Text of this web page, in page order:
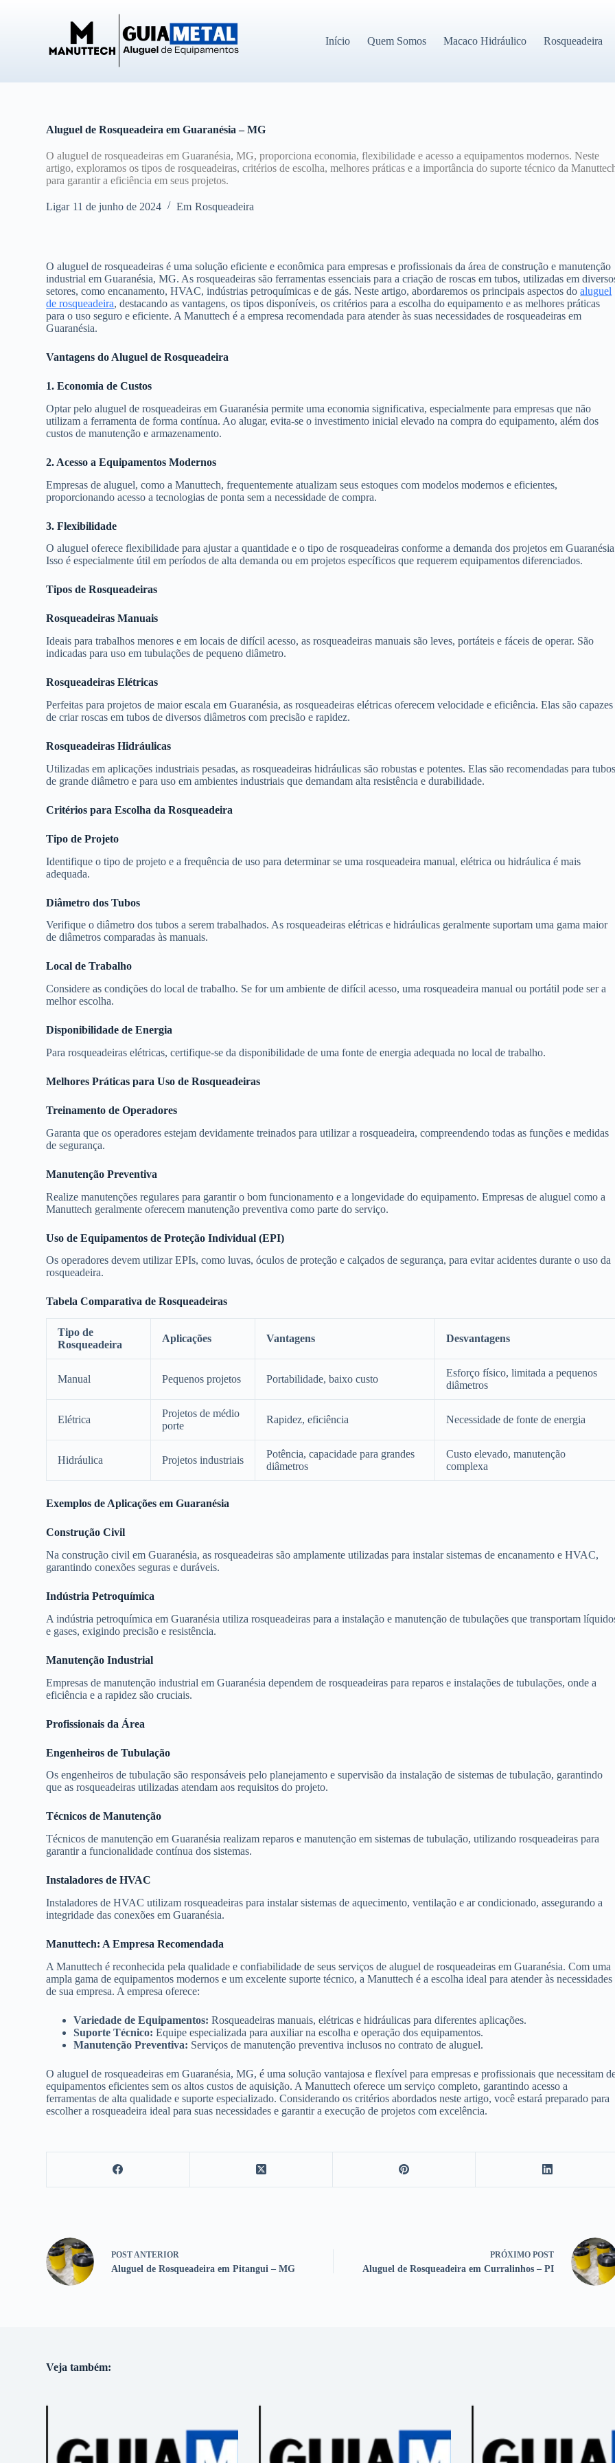
Início Quem Somos Macaco Hidráulico Rosqueadeira
Aluguel de Rosqueadeira em Guaranésia – MG
O aluguel de rosqueadeiras em Guaranésia, MG, proporciona economia, flexibilidade e acesso a equipamentos modernos. Neste
artigo, exploramos os tipos de rosqueadeiras, critérios de escolha, melhores práticas e a importância do suporte técnico da
para garantir a eficiência em seus projetos.
Ligar 11 de junho de 2024 Em Rosqueadeira
O aluguel de rosqueadeiras é uma solução eficiente e econômica para empresas e profissionais da área de construção e manutenção
industrial em Guaranésia, MG. As rosqueadeiras são ferramentas essenciais para a criação de roscas em tubos, utilizadas em
setores, como encanamento, HVAC, indústrias petroquímicas e de gás. Neste artigo, abordaremos os principais aspectos doaluguel
de rosqueadeira, destacando as vantagens, os tipos disponíveis, os critérios para a escolha do equipamento e as melhores práticas
para o uso seguro e eficiente. A Manuttech é a empresa recomendada para atender às suas necessidades de rosqueadeiras em
Guaranésia.
Vantagens do Aluguel de Rosqueadeira
1. Economia de Custos
Optar pelo aluguel de rosqueadeiras em Guaranésia permite uma economia significativa, especialmente para empresas que não
utilizam a ferramenta de forma contínua. Ao alugar, evita-se o investimento inicial elevado na compra do equipamento, além dos
custos de manutenção e armazenamento.
2. Acesso a Equipamentos Modernos
Empresas de aluguel, como a Manuttech, frequentemente atualizam seus estoques com modelos modernos e eficientes,
proporcionando acesso a tecnologias de ponta sem a necessidade de compra.
3. Flexibilidade
O aluguel oferece flexibilidade para ajustar a quantidade e o tipo de rosqueadeiras conforme a demanda dos projetos em
Isso é especialmente útil em períodos de alta demanda ou em projetos específicos que requerem equipamentos diferenciados.
Tipos de Rosqueadeiras
Rosqueadeiras Manuais
Ideais para trabalhos menores e em locais de difícil acesso, as rosqueadeiras manuais são leves, portáteis e fáceis de operar. São
indicadas para uso em tubulações de pequeno diâmetro.
Rosqueadeiras Elétricas
Perfeitas para projetos de maior escala em Guaranésia, as rosqueadeiras elétricas oferecem velocidade e eficiência. Elas são capazes
de criar roscas em tubos de diversos diâmetros com precisão e rapidez.
Rosqueadeiras Hidráulicas
Utilizadas em aplicações industriais pesadas, as rosqueadeiras hidráulicas são robustas e potentes. Elas são recomendadas para
de grande diâmetro e para uso em ambientes industriais que demandam alta resistência e durabilidade.
Critérios para Escolha da Rosqueadeira
Tipo de Projeto
Identifique o tipo de projeto e a frequência de uso para determinar se uma rosqueadeira manual, elétrica ou hidráulica é mais
adequada.
Diâmetro dos Tubos
Verifique o diâmetro dos tubos a serem trabalhados. As rosqueadeiras elétricas e hidráulicas geralmente suportam uma gama maior
de diâmetros comparadas às manuais.
Local de Trabalho
Considere as condições do local de trabalho. Se for um ambiente de difícil acesso, uma rosqueadeira manual ou portátil pode ser a
melhor escolha.
Disponibilidade de Energia
Para rosqueadeiras elétricas, certifique-se da disponibilidade de uma fonte de energia adequada no local de trabalho.
Melhores Práticas para Uso de Rosqueadeiras
Treinamento de Operadores
Garanta que os operadores estejam devidamente treinados para utilizar a rosqueadeira, compreendendo todas as funções e medidas
de segurança.
Manutenção Preventiva
Realize manutenções regulares para garantir o bom funcionamento e a longevidade do equipamento. Empresas de aluguel como a
Manuttech geralmente oferecem manutenção preventiva como parte do serviço.
Uso de Equipamentos de Proteção Individual (EPI)
Os operadores devem utilizar EPIs, como luvas, óculos de proteção e calçados de segurança, para evitar acidentes durante o uso da
rosqueadeira.
Tabela Comparativa de Rosqueadeiras
Tipo de
Rosqueadeira
Aplicações Vantagens Desvantagens
Manual Pequenos projetos Portabilidade, baixo custo
Esforço físico, limitada a pequenos
diâmetros
Elétrica
Projetos de médio
porte
Rapidez, eficiência Necessidade de fonte de energia
Hidráulica Projetos industriais
Potência, capacidade para grandes
diâmetros
Custo elevado, manutenção
complexa
Exemplos de Aplicações em Guaranésia
Construção Civil
Na construção civil em Guaranésia, as rosqueadeiras são amplamente utilizadas para instalar sistemas de encanamento e HVAC,
garantindo conexões seguras e duráveis.
Indústria Petroquímica
A indústria petroquímica em Guaranésia utiliza rosqueadeiras para a instalação e manutenção de tubulações que transportam
e gases, exigindo precisão e resistência.
Manutenção Industrial
Empresas de manutenção industrial em Guaranésia dependem de rosqueadeiras para reparos e instalações de tubulações, onde a
eficiência e a rapidez são cruciais.
Profissionais da Área
Engenheiros de Tubulação
Os engenheiros de tubulação são responsáveis pelo planejamento e supervisão da instalação de sistemas de tubulação, garantindo
que as rosqueadeiras utilizadas atendam aos requisitos do projeto.
Técnicos de Manutenção
Técnicos de manutenção em Guaranésia realizam reparos e manutenção em sistemas de tubulação, utilizando rosqueadeiras para
garantir a funcionalidade contínua dos sistemas.
Instaladores de HVAC
Instaladores de HVAC utilizam rosqueadeiras para instalar sistemas de aquecimento, ventilação e ar condicionado, assegurando a
integridade das conexões em Guaranésia.
Manuttech: A Empresa Recomendada
A Manuttech é reconhecida pela qualidade e confiabilidade de seus serviços de aluguel de rosqueadeiras em Guaranésia. Com uma
ampla gama de equipamentos modernos e um excelente suporte técnico, a Manuttech é a escolha ideal para atender às necessidades
de sua empresa. A empresa oferece:
Variedade de Equipamentos: Rosqueadeiras manuais, elétricas e hidráulicas para diferentes aplicações.
Suporte Técnico: Equipe especializada para auxiliar na escolha e operação dos equipamentos.
Manutenção Preventiva: Serviços de manutenção preventiva inclusos no contrato de aluguel.
O aluguel de rosqueadeiras em Guaranésia, MG, é uma solução vantajosa e flexível para empresas e profissionais que necessitam
equipamentos eficientes sem os altos custos de aquisição. A Manuttech oferece um serviço completo, garantindo acesso a
ferramentas de alta qualidade e suporte especializado. Considerando os critérios abordados neste artigo, você estará preparado para
escolher a rosqueadeira ideal para suas necessidades e garantir a execução de projetos com excelência.
POSTANTERIOR
Aluguel de Rosqueadeira em Pitangui – MG
PRÓXIMO POST
Aluguel de Rosqueadeira em Curralinhos – PI
Veja também: